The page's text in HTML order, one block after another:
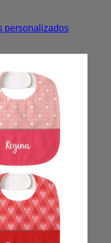
personalizados